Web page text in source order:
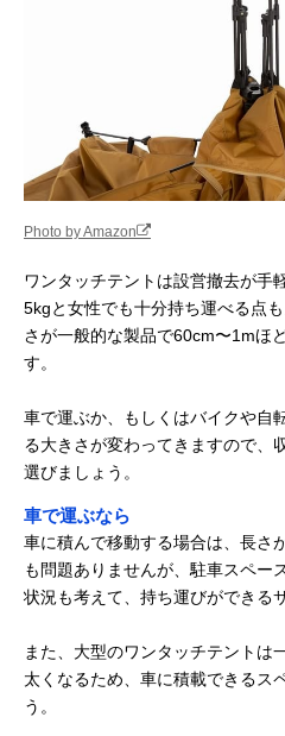
Photo by Amazon
ワンタッチテントは設営撤去が手
5kgと女性でも十分持ち運べる点
さが一般的な製品で60cm〜1mほ
す。
車で運ぶか、もしくはバイクや自
る大きさが変わってきますので、
選びましょう。
車で運ぶなら
車に積んで移動する場合は、長さ
も問題ありませんが、駐車スペー
状況も考えて、持ち運びができる
また、大型のワンタッチテントは
太くなるため、車に積載できるス
う。